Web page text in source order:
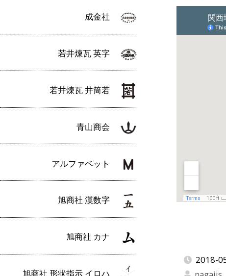
成金社
若井煉瓦 英字
若井煉瓦 井筒若
青山商会
アルファベット
旭商社 漢数字
旭商社 カナ
旭商社 形状指示 イロハ
2018-